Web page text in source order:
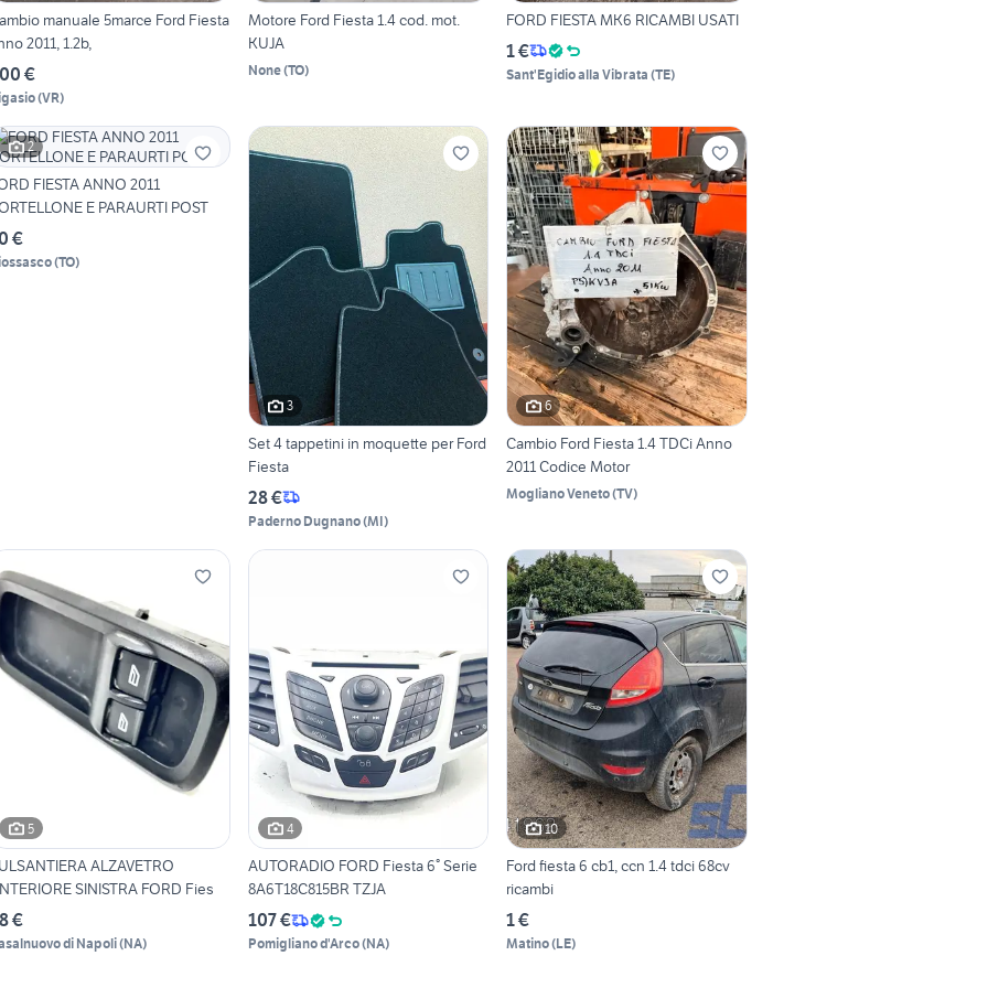
manuale 5marce Ford Fiesta
2011, 1.2b,
€
(VR)
Motore Ford Fiesta 1.4 cod. mot.
KUJA
None(TO)
FORD FIESTA MK6 RICAMBI USATI
1 €
Sant'Egidio alla Vibrata (TE)
2
FIESTA ANNO 2011
E PARAURTI POST
€
(TO)
3
Set 4 tappetini in moquette per Ford
Fiesta
28 €
Paderno Dugnano(MI)
6
Cambio Ford Fiesta 1.4 TDCi Anno
2011 Codice Motor
Mogliano Veneto(TV)
5
ALZAVETRO
SINISTRA FORD Fies
€
di Napoli(NA)
4
AUTORADIO FORD Fiesta 6° Serie
8A6T18C815BR TZJA
107 €
Pomigliano d'Arco(NA)
10
Ford fiesta 6 cb1, ccn 1.4 tdci 68cv
ricambi
1 €
Matino(LE)